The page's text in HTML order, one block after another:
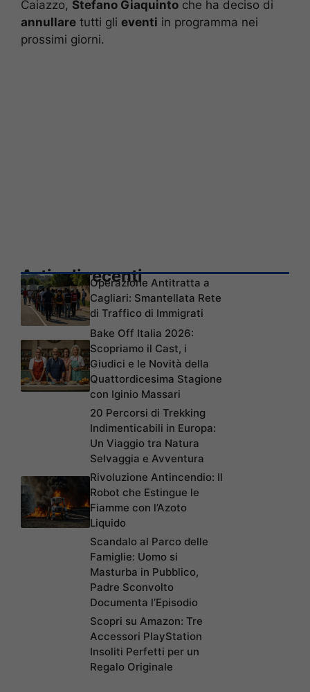
Caiazzo, Stefano Giaquinto che ha deciso di
annullare tutti gli eventi in programma nei
prossimi giorni.
Articoli recentiOperazione Antitratta a
Cagliari: Smantellata Rete
di Traffico di Immigrati
Bake Off Italia 2026:
Scopriamo il Cast, i
Giudici e le Novità della
Quattordicesima Stagione
con Iginio Massari
20 Percorsi di Trekking
Indimenticabili in Europa:
Un Viaggio tra Natura
Selvaggia e Avventura
Rivoluzione Antincendio: Il
Robot che Estingue le
Fiamme con l’Azoto
Liquido
Scandalo al Parco delle
Famiglie: Uomo si
Masturba in Pubblico,
Padre Sconvolto
Documenta l’Episodio
Scopri su Amazon: Tre
Accessori PlayStation
Insoliti Perfetti per un
Regalo Originale